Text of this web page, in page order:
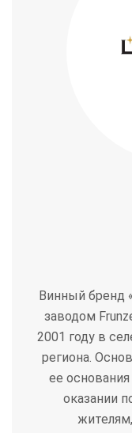
Винный бренд
заводом
2001 году в
региона.
ее
оказании